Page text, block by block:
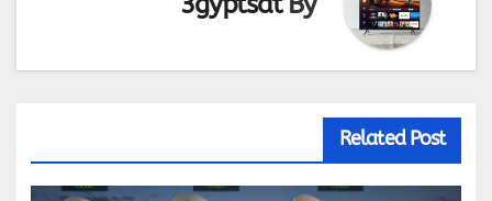
Related Post